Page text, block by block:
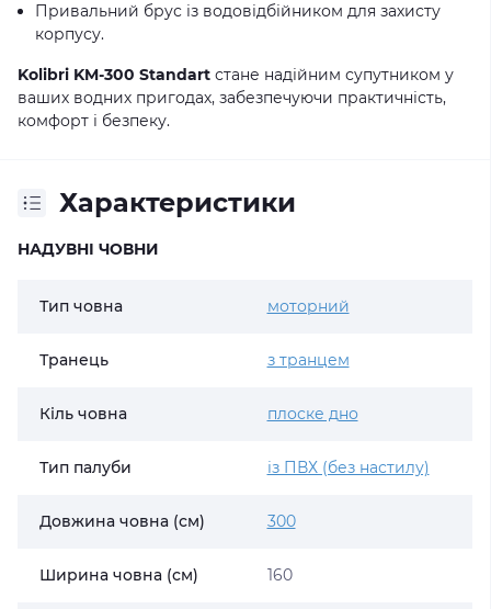
Привальний брус із водовідбійником для захисту
корпусу.
Kolibri KM-300 Standart стане надійним супутником у
ваших водних пригодах, забезпечуючи практичність,
комфорт і безпеку.
Характеристики
НАДУВНІ ЧОВНИ
Тип човна моторний
Транець з транцем
Кіль човна плоске дно
Тип палуби із ПВХ (без настилу)
Довжина човна (см) 300
Ширина човна (см) 160